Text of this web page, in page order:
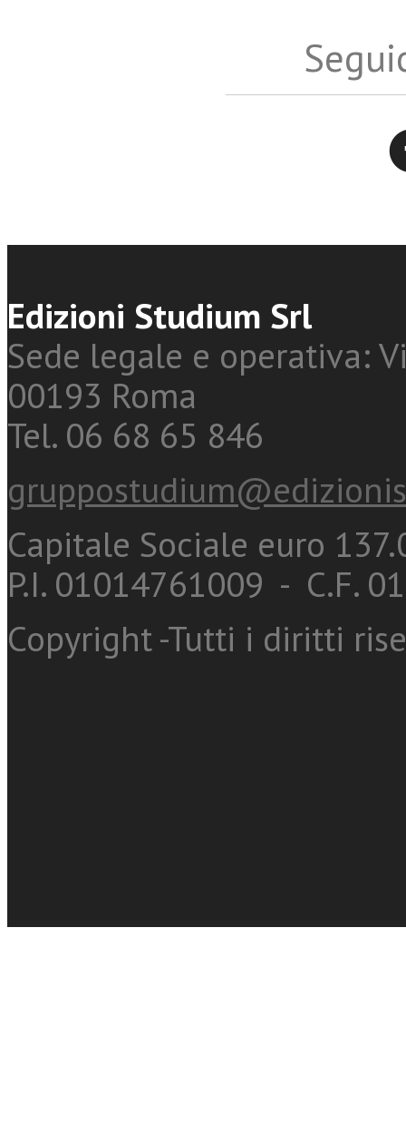
Edizioni Studium Srl
Sede legale e operativa:
00193 Roma
Tel. 06 68 65 846
Capitale Sociale euro
P.I. 01014761009 - C.F.
Copyright -Tutti i diritti